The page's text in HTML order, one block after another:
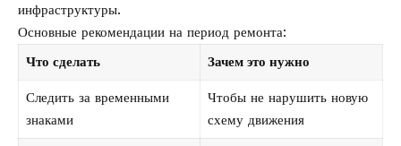
инфраструктуры.
Основные рекомендации на период ремонта:
Что сделать
Зачем это нужно
Следить за временными
знаками
Чтобы не нарушить новую
схему движения